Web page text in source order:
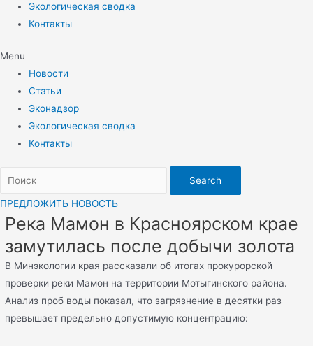
Экологическая сводка
Контакты
Menu
Новости
Статьи
Эконадзор
Экологическая сводка
Контакты
Search
ПРЕДЛОЖИТЬ НОВОСТЬ
Река Мамон в Красноярском крае
замутилась после добычи золота
В Минэкологии края рассказали об итогах прокурорской
проверки реки Мамон на территории Мотыгинского района.
Анализ проб воды показал, что загрязнение в десятки раз
превышает предельно допустимую концентрацию: